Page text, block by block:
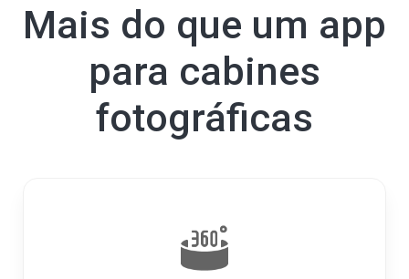
Mais do que um app
para cabines
fotográficas